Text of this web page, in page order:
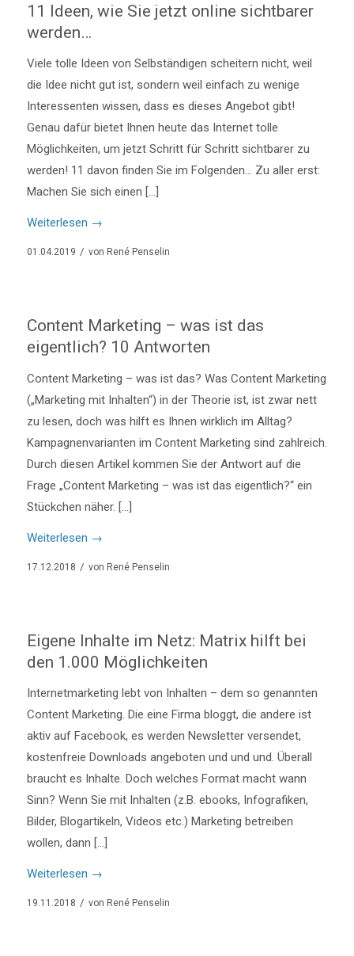
11 Ideen, wie Sie jetzt online sichtbarer
werden…
Viele tolle Ideen von Selbständigen scheitern nicht, weil
die Idee nicht gut ist, sondern weil einfach zu wenige
Interessenten wissen, dass es dieses Angebot gibt!
Genau dafür bietet Ihnen heute das Internet tolle
Möglichkeiten, um jetzt Schritt für Schritt sichtbarer zu
werden! 11 davon finden Sie im Folgenden… Zu aller erst:
Machen Sie sich einen […]
Weiterlesen →
01.04.2019 / von René Penselin
Content Marketing – was ist das
eigentlich? 10 Antworten
Content Marketing – was ist das? Was Content Marketing
(„Marketing mit Inhalten“) in der Theorie ist, ist zwar nett
zu lesen, doch was hilft es Ihnen wirklich im Alltag?
Kampagnenvarianten im Content Marketing sind zahlreich.
Durch diesen Artikel kommen Sie der Antwort auf die
Frage „Content Marketing – was ist das eigentlich?“ ein
Stückchen näher. […]
Weiterlesen →
17.12.2018 / von René Penselin
Eigene Inhalte im Netz: Matrix hilft bei
den 1.000 Möglichkeiten
Internetmarketing lebt von Inhalten – dem so genannten
Content Marketing. Die eine Firma bloggt, die andere ist
aktiv auf Facebook, es werden Newsletter versendet,
kostenfreie Downloads angeboten und und und. Überall
braucht es Inhalte. Doch welches Format macht wann
Sinn? Wenn Sie mit Inhalten (z.B. ebooks, Infografiken,
Bilder, Blogartikeln, Videos etc.) Marketing betreiben
wollen, dann […]
Weiterlesen →
19.11.2018 / von René Penselin